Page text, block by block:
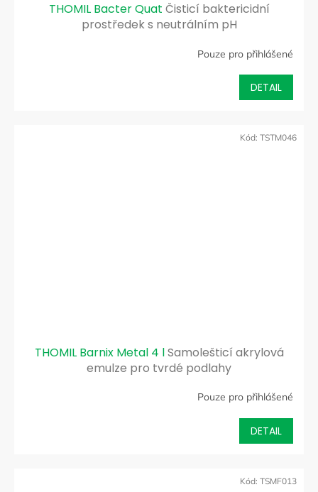
THOMIL Bacter Quat Čisticí baktericidní
prostředek s neutrálním pH
Pouze pro přihlášené
DETAIL
THOMIL Barnix Metal 4 lSamolešticí akrylová
emulze pro tvrdé podlahy
Pouze pro přihlášené
DETAIL
Kód: TSTM046
Kód: TSMF013